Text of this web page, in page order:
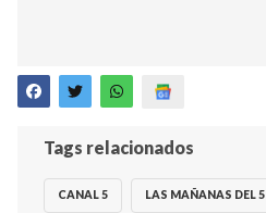
Tags relacionados
CANAL 5 LAS MAÑANAS DEL 5